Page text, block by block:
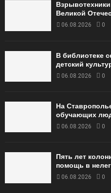
Великой
06.08.2026 0
В библиотеке
детский
06.08.2026 0
На
обучающих
06.08.2026 0
Пять лет
помощь в
06.08.2026 0